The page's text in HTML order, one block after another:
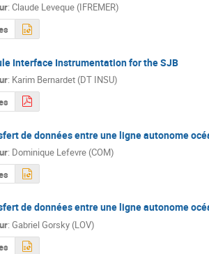
: Claude Leveque (IFREMER)
Interface Instrumentation for the SJB
: Karim Bernardet (DT INSU)
de données entre une ligne autonome
: Dominique Lefevre (COM)
de données entre une ligne autonome
: Gabriel Gorsky (LOV)